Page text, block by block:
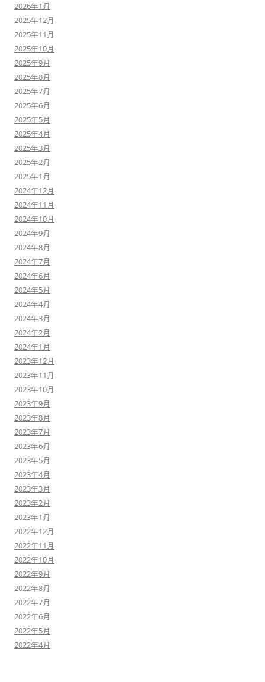
2026年1月
2025年12月
2025年11月
2025年10月
2025年9月
2025年8月
2025年7月
2025年6月
2025年5月
2025年4月
2025年3月
2025年2月
2025年1月
2024年12月
2024年11月
2024年10月
2024年9月
2024年8月
2024年7月
2024年6月
2024年5月
2024年4月
2024年3月
2024年2月
2024年1月
2023年12月
2023年11月
2023年10月
2023年9月
2023年8月
2023年7月
2023年6月
2023年5月
2023年4月
2023年3月
2023年2月
2023年1月
2022年12月
2022年11月
2022年10月
2022年9月
2022年8月
2022年7月
2022年6月
2022年5月
2022年4月